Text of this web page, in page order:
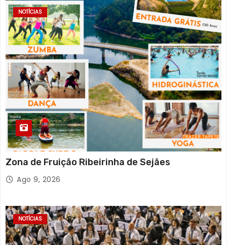
NOTÍCIAS
Zona de Fruição Ribeirinha de Sejães
Ago 9, 2026
NOTÍCIAS